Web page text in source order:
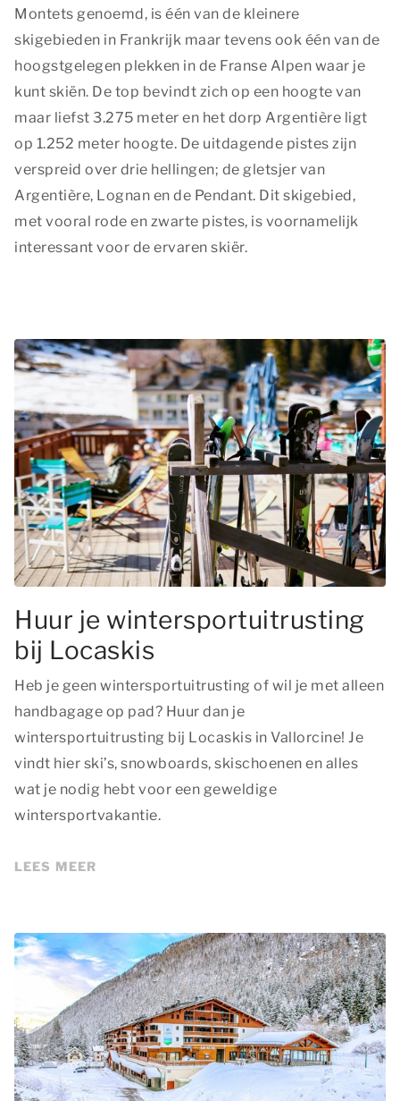
Montets genoemd, is één van de kleinere
skigebieden in Frankrijk maar tevens ook één van de
hoogstgelegen plekken in de Franse Alpen waar je
kunt skiën. De top bevindt zich op een hoogte van
maar liefst 3.275 meter en het dorp Argentière ligt
op 1.252 meter hoogte. De uitdagende pistes zijn
verspreid over drie hellingen; de gletsjer van
Argentière, Lognan en de Pendant. Dit skigebied,
met vooral rode en zwarte pistes, is voornamelijk
interessant voor de ervaren skiër.
Huur je wintersportuitrusting
bij Locaskis
Heb je geen wintersportuitrusting of wil je met alleen
handbagage op pad? Huur dan je
wintersportuitrusting bij Locaskis in Vallorcine! Je
vindt hier ski’s, snowboards, skischoenen en alles
wat je nodig hebt voor een geweldige
wintersportvakantie.
LEES MEER